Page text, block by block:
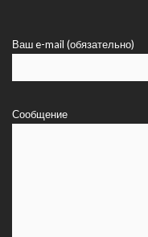
Ваш e-mail (обязательно)
Сообщение